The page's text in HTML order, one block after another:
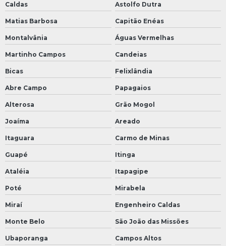
Caldas Astolfo Dutra
Matias Barbosa Capitão Enéas
Montalvânia Águas Vermelhas
Martinho Campos Candeias
Bicas Felixlândia
Abre Campo Papagaios
Alterosa Grão Mogol
Joaíma Areado
Itaguara Carmo de Minas
Guapé Itinga
Ataléia Itapagipe
Poté Mirabela
Miraí Engenheiro Caldas
Monte Belo São João das Missões
Ubaporanga Campos Altos